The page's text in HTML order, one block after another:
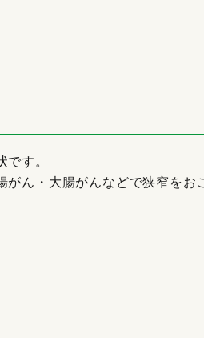
す。
ん・大腸がんなどで狭窄をお